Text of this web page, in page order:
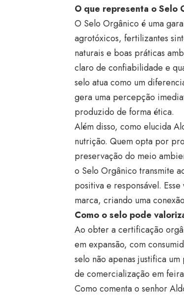
O que representa o Selo
O Selo Orgânico é uma
agrotóxicos, fertilizantes
naturais e boas práticas
claro de confiabilidade e
selo atua como um
gera uma percepção
produzido de forma ética.
Além disso, como elucida
nutrição. Quem opta por
preservação do meio
o Selo Orgânico transmite
positiva e responsável.
marca, criando uma
Como o selo pode
Ao obter a certificação
em expansão, com
selo não apenas justifica
de comercialização em
Como comenta o senhor